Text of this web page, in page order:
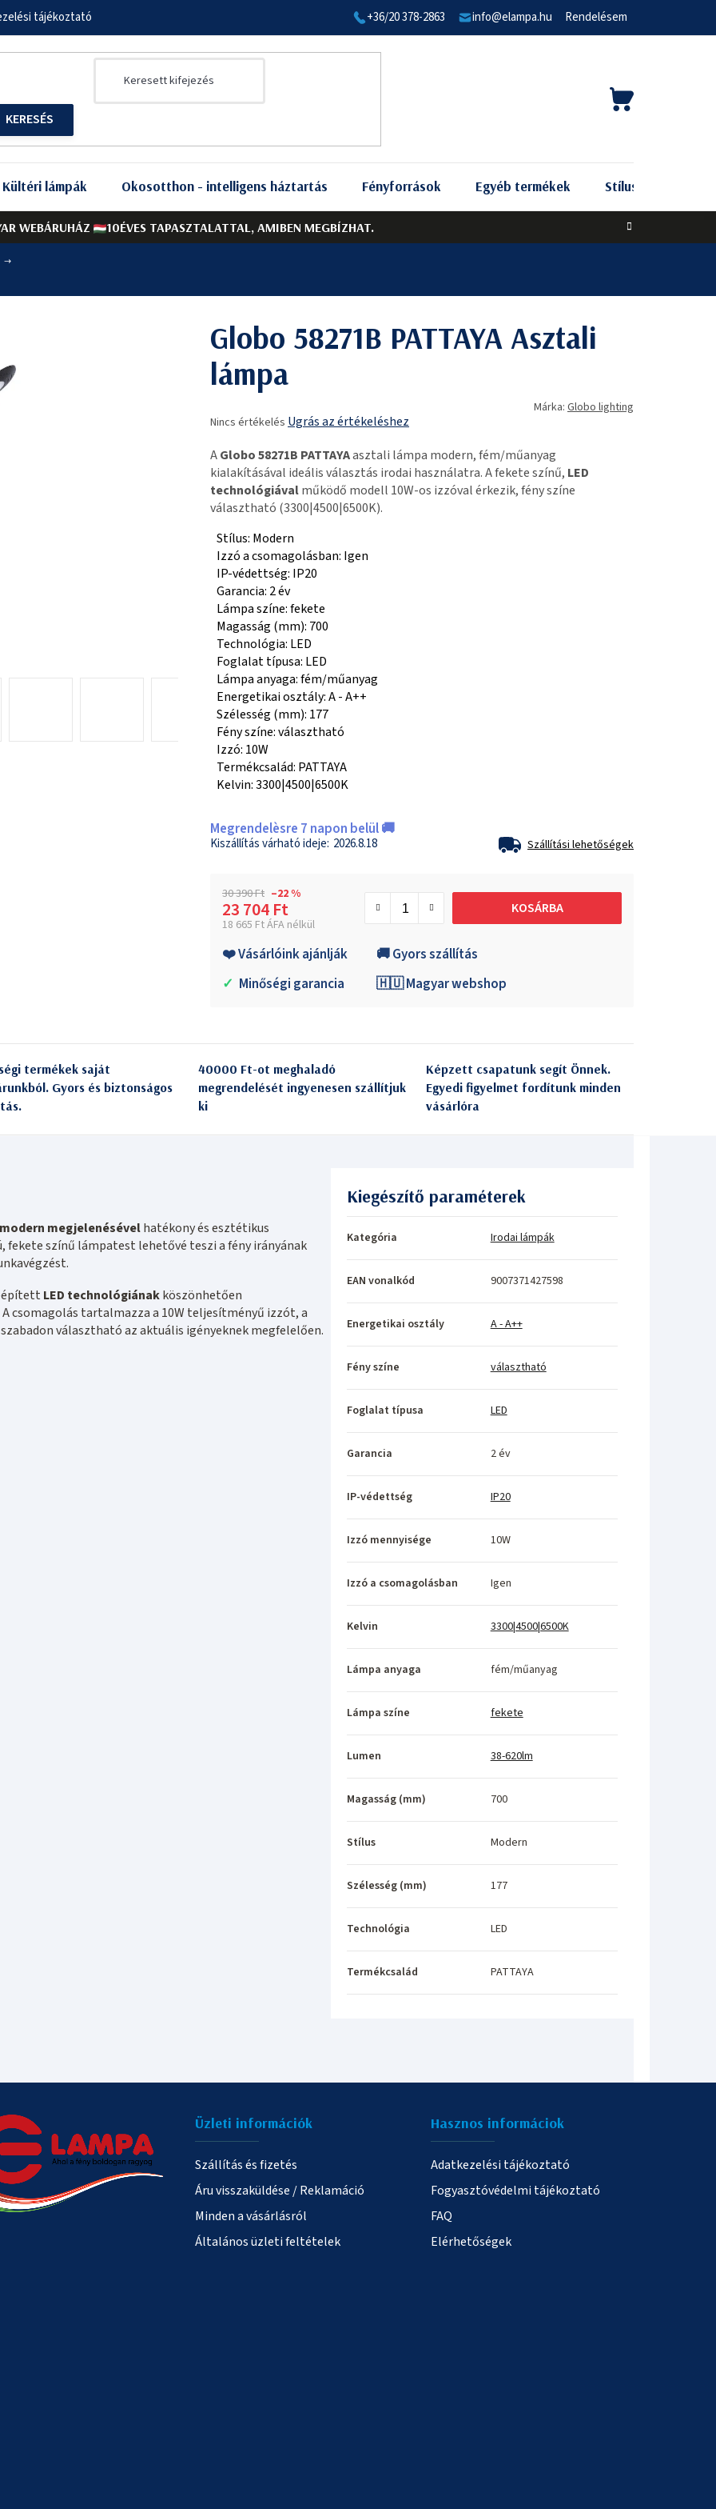
WEBÁRUHÁZ 10ÉVES TAPASZTALATTAL, AMIBEN MEGBÍZHAT.
tájékoztató +36/20 378-2863 info@elampa.hu Rendelésem
KOSÁR
Kültéri lámpák Okosotthon - intelligens háztartás Fényforrások Egyéb termékek Stílus szerint
Globo 58271B PATTAYA Asztali
lámpa
termék
értékelése
5-
ből
0,0
csillag.
Nincs értékelés Ugrás az értékeléshez
Márka: Globo lighting
AGlobo 58271B PATTAYAasztali lámpa modern, fém/műanyag
kialakításával ideális választás irodai használatra. A fekete színű, LED
technológiávalműködő modell 10W-os izzóval érkezik, fény színe
választható (3300|4500|6500K).
Stílus: Modern
Izzó a csomagolásban: Igen
IP-védettség: IP20
Garancia: 2 év
Lámpa színe: fekete
Magasság (mm): 700
Technológia: LED
Foglalat típusa: LED
Lámpa anyaga: fém/műanyag
Energetikai osztály: A - A++
Szélesség (mm): 177
Fény színe: választható
Izzó: 10W
Termékcsalád: PATTAYA
Kelvin: 3300|4500|6500K
Megrendelèsre 7 napon belül 🚚
2026.8.18 Szállítási lehetőségek
30 390 Ft –22 %
23 704 Ft
18 665 Ft ÁFA nélkül
KOSÁRBA
❤️ Vásárlóink ajánlják
🚚 Gyors szállítás
✓ Minőségi garancia 🇭🇺 Magyar webshop
termékek saját
Gyors és biztonságos
40000 Ft-ot meghaladó
megrendelését ingyenesen szállítjuk
ki
Képzett csapatunk segít Önnek.
Egyedi figyelmet fordítunk minden
vásárlóra
modern megjelenésévelhatékony és esztétikus
fekete színű lámpatest lehetővé teszi a fény irányának
LED technológiánakköszönhetően
csomagolás tartalmazza a 10W teljesítményű izzót, a
választható az aktuális igényeknek megfelelően.
Kiegészítő paraméterek
Kategória Irodai lámpák
EAN vonalkód 9007371427598
Energetikai osztály A - A++
Fény színe választható
Foglalat típusa LED
Garancia 2 év
IP-védettség IP20
Izzó mennyisége 10W
Izzó a csomagolásban Igen
Kelvin 3300|4500|6500K
Lámpa anyaga fém/műanyag
Lámpa színe fekete
Lumen 38-620lm
Magasság (mm) 700
Stílus Modern
Szélesség (mm) 177
Technológia LED
Termékcsalád PATTAYA
Üzleti információk
Szállítás és fizetés
Áru visszaküldése / Reklamáció
Minden a vásárlásról
Általános üzleti feltételek
Hasznos informáciok
Adatkezelési tájékoztató
Fogyasztóvédelmi tájékoztató
FAQ
Elérhetőségek